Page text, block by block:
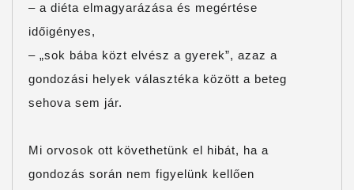
– a diéta elmagyarázása és megértése
időigényes,
– „sok bába közt elvész a gyerek”, azaz a
gondozási helyek választéka között a beteg
sehova sem jár.
Mi orvosok ott követhetünk el hibát, ha a
gondozás során nem figyelünk kellően